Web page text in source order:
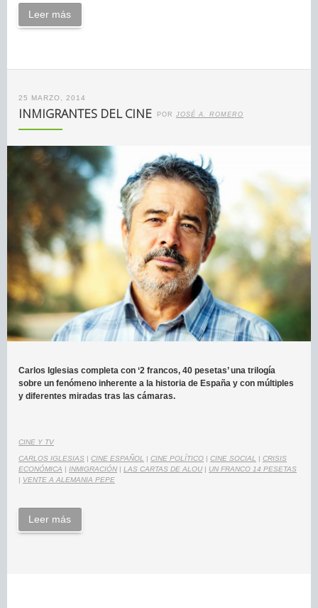
Leer más
25 MARZO, 2014
INMIGRANTES DEL CINE POR JOSÉ A. ROMERO
Carlos Iglesias completa con ‘2 francos, 40 pesetas’ una trilogía
sobre un fenómeno inherente a la historia de España y con múltiples
y diferentes miradas tras las cámaras.
CINE Y TV
CARLOS IGLESIAS | CINE ESPAÑOL | CINE POLÍTICO | CINE SOCIAL | CRISIS
ECONÓMICA | INMIGRACIÓN | LAS CARTAS DE ALOU | UN FRANCO 14 PESETAS
| VENTE A ALEMANIA PEPE
Leer más